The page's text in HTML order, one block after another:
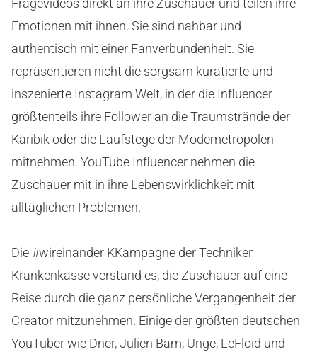
Fragevideos direkt an ihre Zuschauer und teilen ihre
Emotionen mit ihnen. Sie sind nahbar und
authentisch mit einer Fanverbundenheit. Sie
repräsentieren nicht die sorgsam kuratierte und
inszenierte Instagram Welt, in der die Influencer
größtenteils ihre Follower an die Traumstrände der
Karibik oder die Laufstege der Modemetropolen
mitnehmen. YouTube Influencer nehmen die
Zuschauer mit in ihre Lebenswirklichkeit mit
alltäglichen Problemen.
Die #wireinander KKampagne der Techniker
Krankenkasse verstand es, die Zuschauer auf eine
Reise durch die ganz persönliche Vergangenheit der
Creator mitzunehmen. Einige der größten deutschen
YouTuber wie Dner, Julien Bam, Unge, LeFloid und